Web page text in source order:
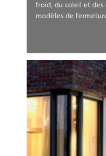
froid, du soleil et
modèles de